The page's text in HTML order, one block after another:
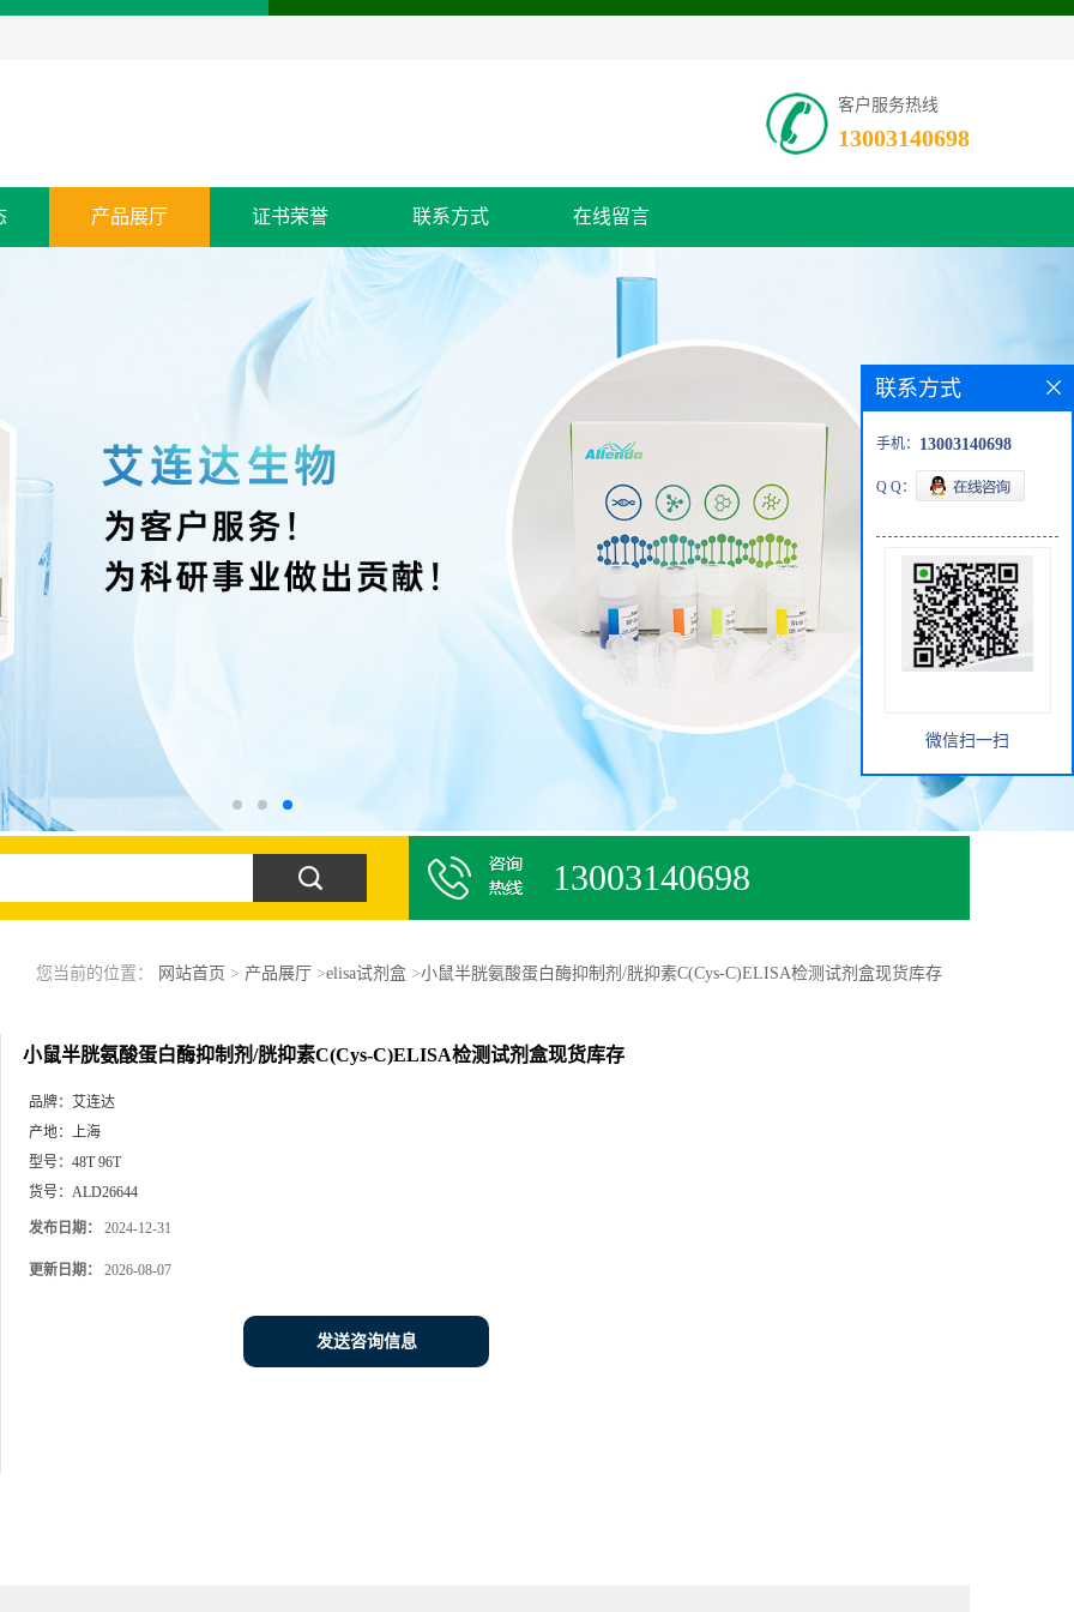
客户服务热线
13003140698
产品展厅 证书荣誉 联系方式 在线留言
13003140698
您当前的位置： 网站首页 > 产品展厅 >elisa试剂盒>小鼠半胱氨酸蛋白酶抑制剂/胱抑素C(Cys-C)ELISA检测试剂盒现货库存
小鼠半胱氨酸蛋白酶抑制剂/胱抑素C(Cys-C)ELISA检测试剂盒现货库存
品牌： 艾连达
产地： 上海
型号： 48T 96T
货号： ALD26644
发布日期： 2024-12-31
更新日期： 2026-08-07
发送咨询信息
联系方式
手机： 13003140698
Q Q：
微信扫一扫